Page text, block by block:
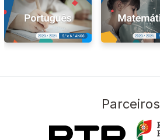
Parceiros